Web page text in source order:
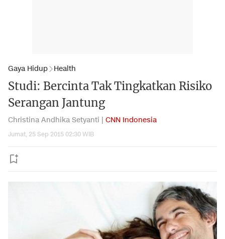
Gaya Hidup Health
Studi: Bercinta Tak Tingkatkan Risiko
Serangan Jantung
Christina Andhika Setyanti | CNN Indonesia
Jumat, 25 Sep 2015 02:30 WIB